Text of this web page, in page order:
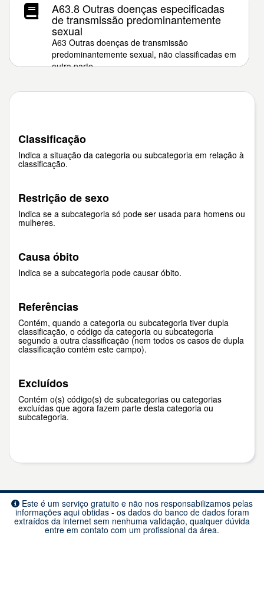
A63.8 Outras doenças especificadas
de transmissão predominantemente
sexual
A63 Outras doenças de transmissão
predominantemente sexual, não classificadas em
outra parte
Classificação
Indica a situação da categoria ou subcategoria em relação à
classificação.
Restrição de sexo
Indica se a subcategoria só pode ser usada para homens ou
mulheres.
Causa óbito
Indica se a subcategoria pode causar óbito.
Referências
Contém, quando a categoria ou subcategoria tiver dupla
classificação, o código da categoria ou subcategoria
segundo a outra classificação (nem todos os casos de dupla
classificação contém este campo).
Excluídos
Contém o(s) código(s) de subcategorias ou categorias
excluídas que agora fazem parte desta categoria ou
subcategoria.
Este é um serviço gratuito e não nos responsabilizamos pelas
informações aqui obtidas - os dados do banco de dados foram
extraídos da internet sem nenhuma validação, qualquer dúvida
entre em contato com um profissional da área.